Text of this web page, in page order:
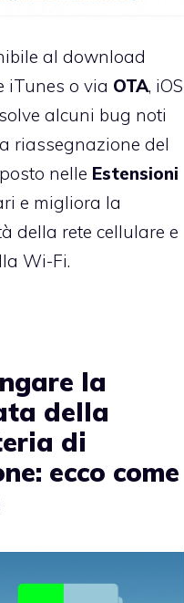
al download
iTunes o via OTA, iOS
alcuni bug noti
riassegnazione del
nelle Estensioni
e migliora la
della rete cellulare e
Wi-Fi.
la
della
di
ecco come